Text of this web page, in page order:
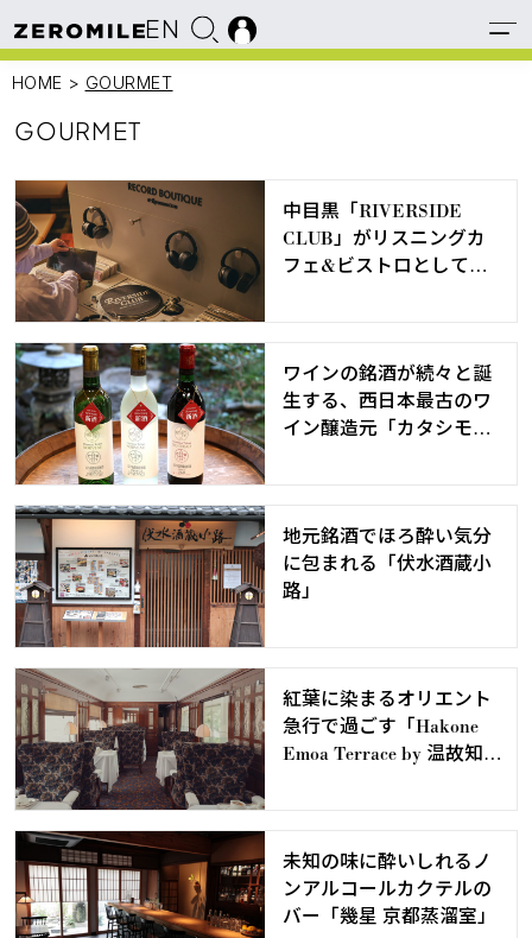
EN
HOME > GOURMET
GOURMET
中目黒「RIVERSIDE
CLUB」がリスニングカ
フェ&ビストロとしてリ
ワインの銘酒が続々と誕
生する、西日本最古のワ
イン醸造元「カタシモワ
地元銘酒でほろ酔い気分
に包まれる「伏水酒蔵小
路」
紅葉に染まるオリエント
急行で過ごす「Hakone
Emoa Terrace by 温故知
未知の味に酔いしれるノ
ンアルコールカクテルの
バー「幾星 京都蒸溜室」